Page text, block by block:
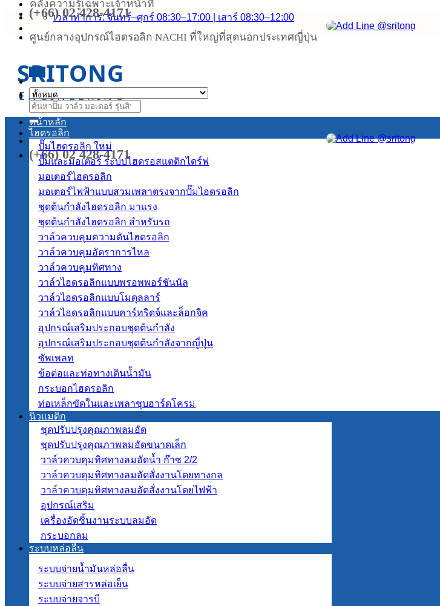
ข้าม
เวลาทำการ: จันทร์–ศุกร์ 08:30–17:00 | เสาร์ 08:30–12:00
ศูนย์กลางอุปกรณ์ไฮดรอลิก NACHI ที่ใหญ่ที่สุดนอกประเทศญี่ปุ่น
คลังความรู้เฉพาะเจ้าหน้าที่
(+66) 02 428-4171
ENGINEERING
SRITONG
ค้นหา:
(+66) 02 428-4171
หน้าหลัก
ไฮดรอลิก
ปั๊มไฮดรอลิก
ปั๊มและมอเตอร์ ระบบไฮดรอสแตติกไดร์ฟ
มอเตอร์ไฮดรอลิก
มอเตอร์ไฟฟ้าแบบสวมเพลาตรงจากปั๊มไฮดรอลิก
ชุดต้นกำลังไฮดรอลิก
ชุดต้นกำลังไฮดรอลิก สำหรับรถ
วาล์วควบคุมความดันไฮดรอลิก
วาล์วควบคุมอัตราการไหล
วาล์วควบคุมทิศทาง
วาล์วไฮดรอลิกแบบพรอพพอร์ชันนัล
วาล์วไฮดรอลิกแบบโมดุลลาร์
วาล์วไฮดรอลิกแบบคาร์ทริดจ์และล็อกจิค
อุปกรณ์เสริมประกอบชุดต้นกำลัง
อุปกรณ์เสริมประกอบชุดต้นกำลังจากญี่ปุ่น
ซัพเพลท
ข้อต่อและท่อทางเดินน้ำมัน
กระบอกไฮดรอลิก
ท่อเหล็กขัดในและเพลาชุบฮาร์ดโครม
นิวแมติก
ชุดปรับปรุงคุณภาพลมอัด
ชุดปรับปรุงคุณภาพลมอัดขนาดเล็ก
วาล์วควบคุมทิศทางลมอัดน้ำ ก๊าซ 2/2
วาล์วควบคุมทิศทางลมอัดสั่งงานโดยทางกล
วาล์วควบคุมทิศทางลมอัดสั่งงานโดยไฟฟ้า
อุปกรณ์เสริม
เครื่องอัดชิ้นงานระบบลมอัด
กระบอกลม
ระบบหล่อลื่น
ระบบจ่ายน้ำมันหล่อลื่น
ระบบจ่ายสารหล่อเย็น
ระบบจ่ายจารบี